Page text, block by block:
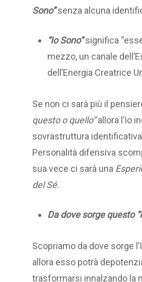
Sono”senza alcuna
“Io Sono”significa
mezzo, un canale
dell’Energia Creatrice
Se non ci sarà più il
questo o quello”allora l’Io
sovrastruttura
Personalità difensiva
sua vece ci sarà una
del Sé.
Da dove sorge questo
Scopriamo da dove sorge
allora esso potrà
trasformarsi innalzando la